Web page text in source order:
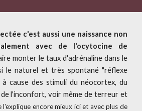
c'est aussi une naissance non
avec de l'ocytocine de
monter le taux d'adrénaline dans le
le naturel et très spontané "réflexe
cause des stimuli du néocortex, du
de l'inconfort, voir même de terreur et
l'explique encore mieux iciet avec plus de